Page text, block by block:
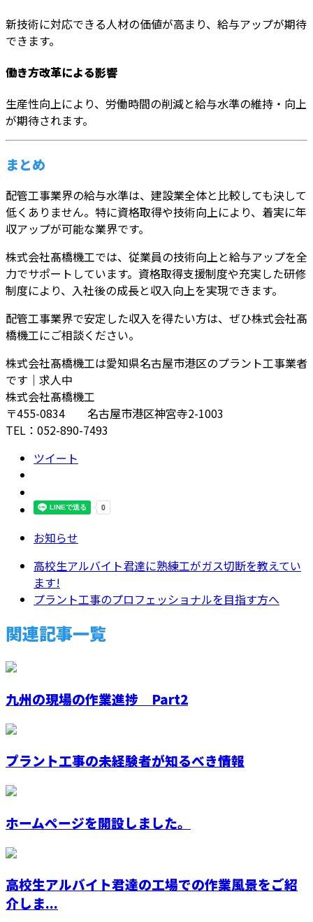
新技術に対応できる人材の価値が高まり、給与アップが期待
できます。
働き方改革による影響
生産性向上により、労働時間の削減と給与水準の維持・向上
が期待されます。
まとめ
配管工事業界の給与水準は、建設業全体と比較しても決して
低くありません。特に資格取得や技術向上により、着実に年
収アップが可能な業界です。
株式会社髙橋機工では、従業員の技術向上と給与アップを全
力でサポートしています。資格取得支援制度や充実した研修
制度により、入社後の成長と収入向上を実現できます。
配管工事業界で安定した収入を得たい方は、ぜひ株式会社髙
橋機工にご相談ください。
株式会社髙橋機工は愛知県名古屋市港区のプラント工事業者
です｜求人中
株式会社髙橋機工
〒455-0834 名古屋市港区神宮寺2-1003
TEL：052-890-7493
ツイート
お知らせ
高校生アルバイト君達に熟練工がガス切断を教えてい
ます!
プラント工事のプロフェッショナルを目指す方へ
関連記事一覧
九州の現場の作業進捗 Part2
プラント工事の未経験者が知るべき情報
ホームページを開設しました。
高校生アルバイト君達の工場での作業風景をご紹
介しま...